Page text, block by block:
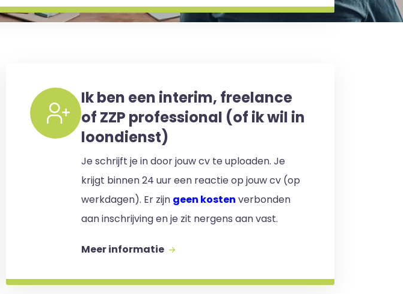
Ik ben een interim, freelance
of ZZP professional (of ik wil in
loondienst)
Je schrijft je in door jouw cv te uploaden. Je
krijgt binnen 24 uur een reactie op jouw cv (op
werkdagen). Er zijn geen kosten verbonden
aan inschrijving en je zit nergens aan vast.
Meer informatie